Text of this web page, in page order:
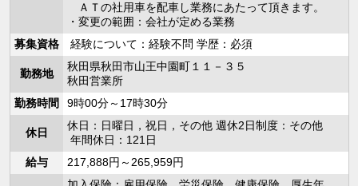
ＡＴの社用車を配車し業務にあたって頂きます。
・変更の範囲：会社が定める業務
募集資格
経験について：経験不問 学歴：必須
勤務地
秋田県秋田市山王中園町１１－３５
秋田営業所
勤務時間
9時00分～17時30分
休日
休日：日曜日，祝日，その他 週休2日制度：その他
年間休日：121日
給与
217,888円～265,959円